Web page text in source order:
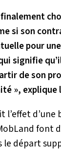
si son
pour
signifie
de son
», explique
d’une
font
départ